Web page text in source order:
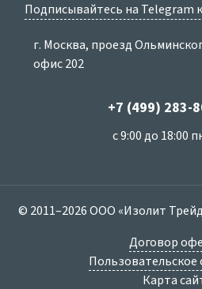
Подписывайтесь на Telegram
г. Москва, проезд
офис 202
+7 (499) 283-
с 9:00 до 18:00
© 2011–2026 ООО «Изолит
Договор
Пользовательское
Карта